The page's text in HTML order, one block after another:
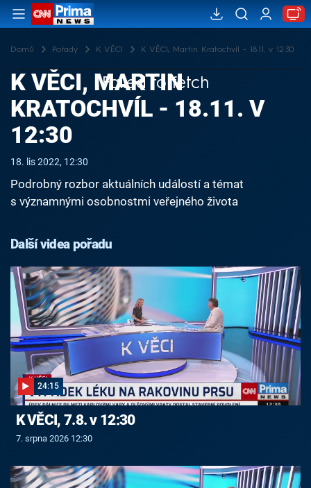
Domů Pořady K VĚCI K VĚCI, Martin Kratochvíl - 18.11. v 12:30
Failed to fetch
K VĚCI, MARTIN
KRATOCHVÍL - 18.11. V
12:30
18. lis 2022, 12:30
Podrobný rozbor aktuálních událostí a témat
s významnými osobnostmi veřejného života
Další videa pořadu
24:15
K VĚCI, 7.8. v 12:30
7. srpna 2026 12:30